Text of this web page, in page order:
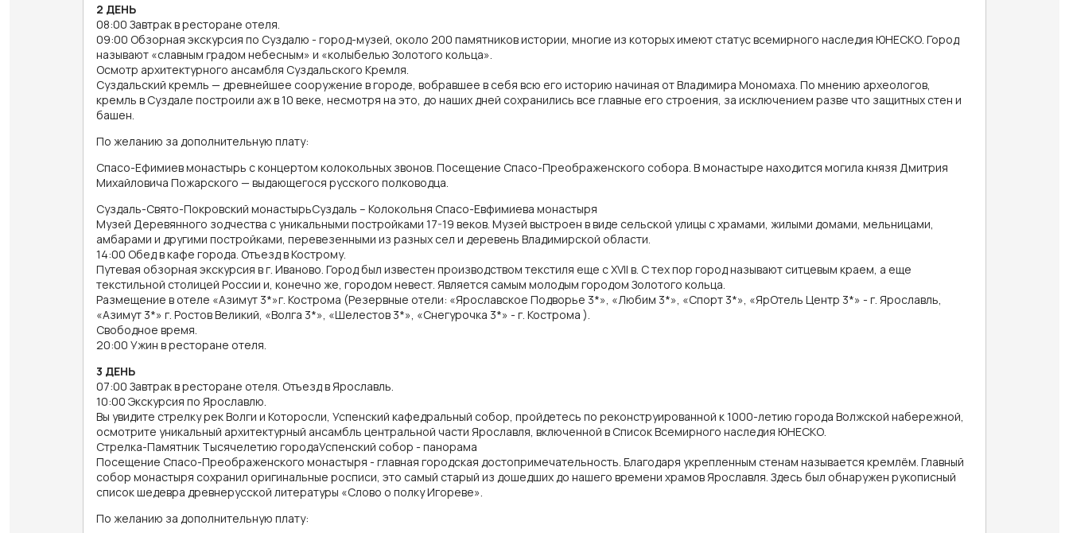
2 ДЕНЬ
08:00 Завтрак в ресторане отеля.
09:00 Обзорная экскурсия по Суздалю - город-музей, около 200 памятников истории, многие из которых имеют статус всемирного наследия ЮНЕСКО. Город
называют «славным градом небесным» и «колыбелью Золотого кольца».
Осмотр архитектурного ансамбля Суздальского Кремля.
Суздальский кремль — древнейшее сооружение в городе, вобравшее в себя всю его историю начиная от Владимира Мономаха. По мнению археологов,
кремль в Суздале построили аж в 10 веке, несмотря на это, до наших дней сохранились все главные его строения, за исключением разве что защитных стен и
башен.
По желанию за дополнительную плату:
Спасо-Ефимиев монастырь с концертом колокольных звонов. Посещение Спасо-Преображенского собора. В монастыре находится могила князя Дмитрия
Михайловича Пожарского — выдающегося русского полководца.
Суздаль-Свято-Покровский монастырьСуздаль – Колокольня Спасо-Евфимиева монастыря
Музей Деревянного зодчества с уникальными постройками 17-19 веков. Музей выстроен в виде сельской улицы с храмами, жилыми домами, мельницами,
амбарами и другими постройками, перевезенными из разных сел и деревень Владимирской области.
14:00 Обед в кафе города. Отъезд в Кострому.
Путевая обзорная экскурсия в г. Иваново. Город был известен производством текстиля еще с XVII в. С тех пор город называют ситцевым краем, а еще
текстильной столицей России и, конечно же, городом невест. Является самым молодым городом Золотого кольца.
Размещение в отеле «Азимут 3*»г. Кострома (Резервные отели: «Ярославское Подворье 3*», «Любим 3*», «Спорт 3*», «ЯрОтель Центр 3*» - г. Ярославль,
«Азимут 3*» г. Ростов Великий, «Волга 3*», «Шелестов 3*», «Снегурочка 3*» - г. Кострома ).
Свободное время.
20:00 Ужин в ресторане отеля.
3 ДЕНЬ
07:00 Завтрак в ресторане отеля. Отъезд в Ярославль.
10:00 Экскурсия по Ярославлю.
Вы увидите стрелку рек Волги и Которосли, Успенский кафедральный собор, пройдетесь по реконструированной к 1000-летию города Волжской набережной,
осмотрите уникальный архитектурный ансамбль центральной части Ярославля, включенной в Список Всемирного наследия ЮНЕСКО.
Стрелка-Памятник Тысячелетию городаУспенский собор - панорама
Посещение Спасо-Преображенского монастыря - главная городская достопримечательность. Благодаря укрепленным стенам называется кремлём. Главный
собор монастыря сохранил оригинальные росписи, это самый старый из дошедших до нашего времени храмов Ярославля. Здесь был обнаружен рукописный
список шедевра древнерусской литературы «Слово о полку Игореве».
По желанию за дополнительную плату: